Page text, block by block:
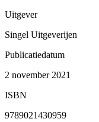
Uitgever
Singel Uitgeverijen
Publicatiedatum
2 november 2021
ISBN
9789021430959